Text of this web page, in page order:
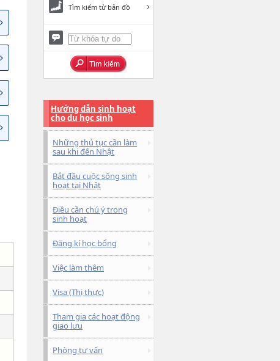
Tìm kiếm từ bản đồ
Hướng dẫn sinh hoạt
cho du học sinh
Những thủ tục cần làm
sau khi đến Nhật
Bắt đầu cuộc sống sinh
hoạt tại Nhật
Điều cần chú ý trong
sinh hoạt
Đăng kí học bổng
Việc làm thêm
Visa (Thị thực)
Tham gia các hoạt động
giao lưu
Phòng tư vấn